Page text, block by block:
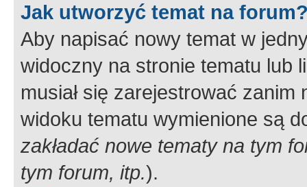
Jak utworzyć temat na
Aby napisać nowy temat w
widoczny na stronie tematu lub
musiał się zarejestrować
widoku tematu wymienione są
zakładać nowe tematy na tym
tym forum, itp.).